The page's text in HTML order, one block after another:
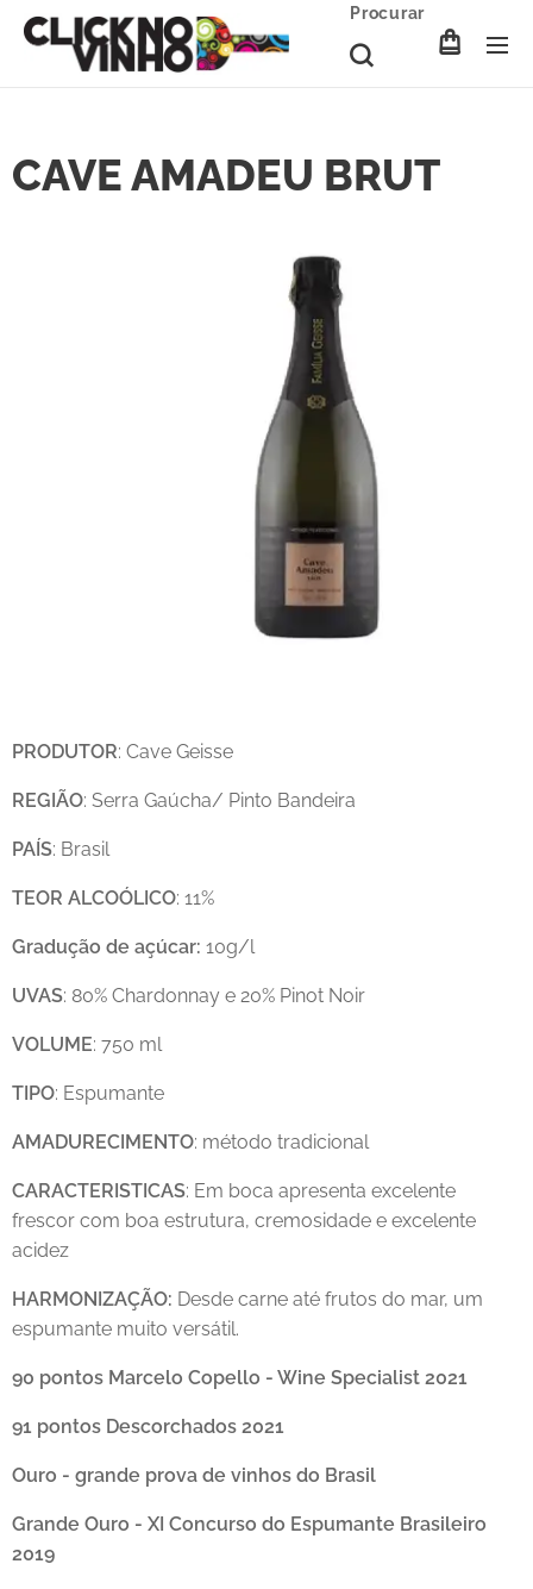
Procurar
CAVE AMADEU BRUT
PRODUTOR: Cave Geisse
REGIÃO: Serra Gaúcha/ Pinto Bandeira
PAÍS: Brasil
TEOR ALCOÓLICO: 11%
Gradução de açúcar: 10g/l
UVAS: 80% Chardonnay e 20% Pinot Noir
VOLUME: 750 ml
TIPO: Espumante
AMADURECIMENTO: método tradicional
CARACTERISTICAS: Em boca apresenta excelente
frescor com boa estrutura, cremosidade e excelente
acidez
HARMONIZAÇÃO: Desde carne até frutos do mar, um
espumante muito versátil.
90 pontos Marcelo Copello - Wine Specialist 2021
91 pontos Descorchados 2021
Ouro - grande prova de vinhos do Brasil
Grande Ouro - XI Concurso do Espumante Brasileiro
2019